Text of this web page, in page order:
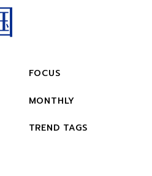
FOCUS
MONTHLY
TREND TAGS